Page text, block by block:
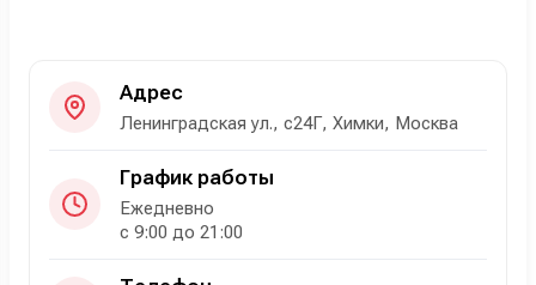
Адрес
Ленинградская ул., с24Г, Химки, Москва
График работы
Ежедневно
с 9:00 до 21:00